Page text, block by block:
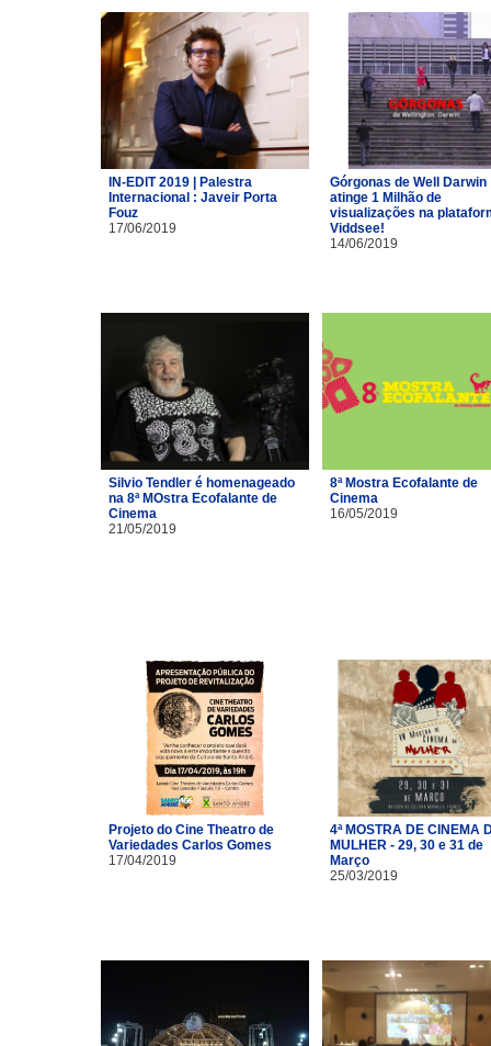
IN-EDIT 2019 | Palestra
Internacional : Javeir Porta
Fouz
17/06/2019
Górgonas de Well Darwin
atinge 1 Milhão de
visualizações na
Viddsee!
14/06/2019
Silvio Tendler é homenageado
na 8ª MOstra Ecofalante de
Cinema
21/05/2019
8ª Mostra Ecofalante de
Cinema
16/05/2019
Projeto do Cine Theatro de
Variedades Carlos Gomes
17/04/2019
4ª MOSTRA DE CINEMA
MULHER - 29, 30 e 31 de
Março
25/03/2019